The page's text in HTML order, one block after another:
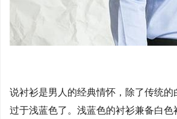
说衬衫是男人的经典情怀，除了传统
过于浅蓝色了。浅蓝色的衬衫兼备白